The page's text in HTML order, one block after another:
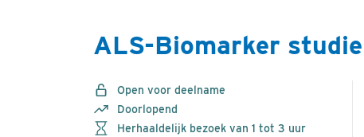
ALS-Biomarker studie
Open voor deelname
Doorlopend
Herhaaldelijk bezoek van 1 tot 3 uur